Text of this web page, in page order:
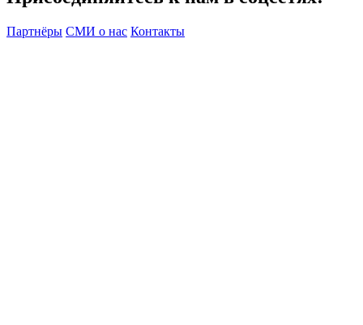
Партнёры СМИ о нас Контакты